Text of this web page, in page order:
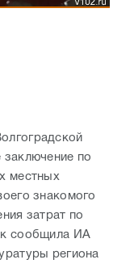
заключение по
местных
знакомого
затрат по
сообщила ИА
региона